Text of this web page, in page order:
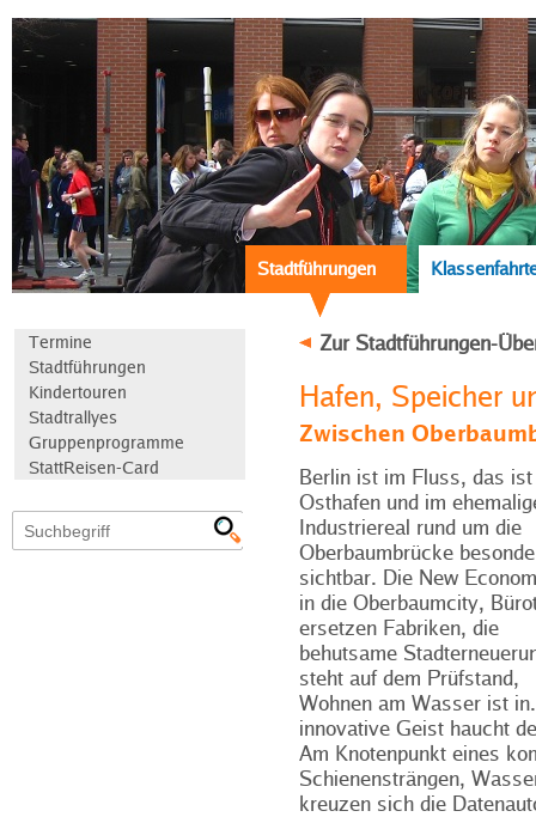
Stadtführungen
Termine
Stadtführungen
Kindertouren
Stadtrallyes
Gruppenprogramme
StattReisen-Card
Zur Stadtführungen-
Hafen, Speicher
Zwischen
Berlin ist im Fluss, das
Osthafen und im
Industriereal rund um die
Oberbaumbrücke
sichtbar. Die New
in die Oberbaumcity,
ersetzen Fabriken, die
behutsame
steht auf dem Prüfstand,
Wohnen am Wasser ist
innovative Geist haucht
Am Knotenpunkt eines
Schienensträngen,
kreuzen sich die